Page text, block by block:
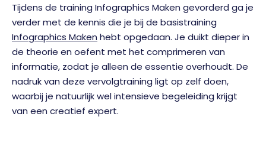
Tijdens de training Infographics Maken gevorderd ga je
verder met de kennis die je bij de basistraining
Infographics Maken hebt opgedaan. Je duikt dieper in
de theorie en oefent met het comprimeren van
informatie, zodat je alleen de essentie overhoudt. De
nadruk van deze vervolgtraining ligt op zelf doen,
waarbij je natuurlijk wel intensieve begeleiding krijgt
van een creatief expert.